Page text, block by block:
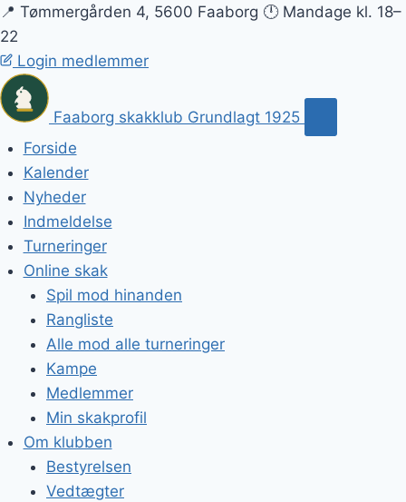
📍 Tømmergården 4, 5600 Faaborg 🕛 Mandage kl. 18–
22
Login medlemmer
Faaborg skakklub Grundlagt 1925
Forside
Kalender
Nyheder
Indmeldelse
Turneringer
Online skak
Spil mod hinanden
Rangliste
Alle mod alle turneringer
Kampe
Medlemmer
Min skakprofil
Om klubben
Bestyrelsen
Vedtægter